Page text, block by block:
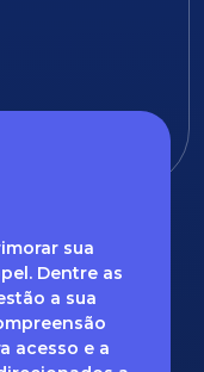
sua
Dentre as
a sua
acesso e a